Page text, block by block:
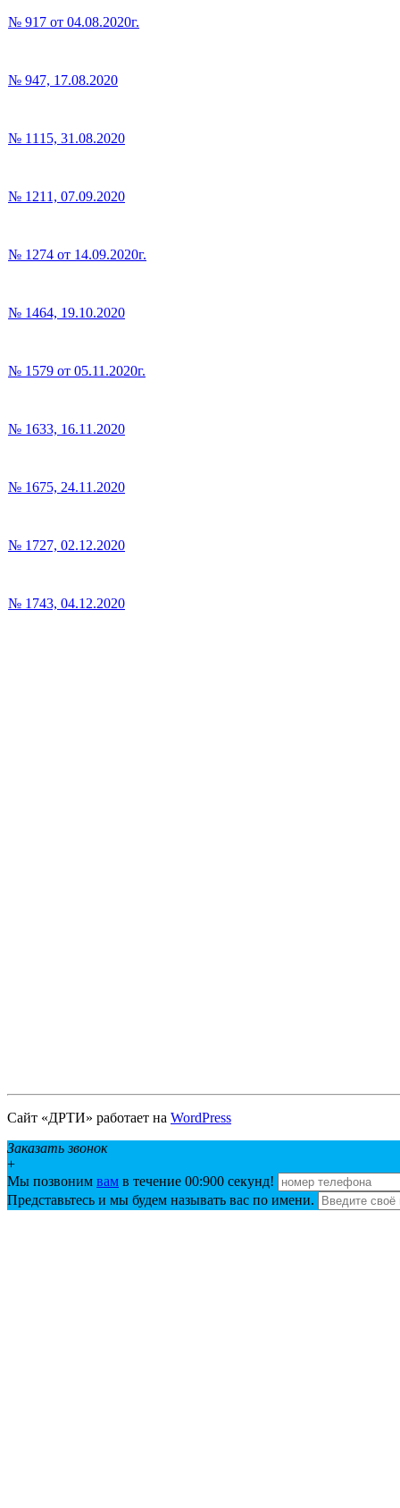
№ 917 от 04.08.2020г.
№ 947, 17.08.2020
№ 1115, 31.08.2020
№ 1211, 07.09.2020
№ 1274 от 14.09.2020г.
№ 1464, 19.10.2020
№ 1579 от 05.11.2020г.
№ 1633, 16.11.2020
№ 1675, 24.11.2020
№ 1727, 02.12.2020
№ 1743, 04.12.2020
Сайт «ДРТИ» работает на WordPress
Заказать звонок
+
Мы позвоним вам в течение 00:900 секунд!
Представьтесь и мы будем называть вас по имени.